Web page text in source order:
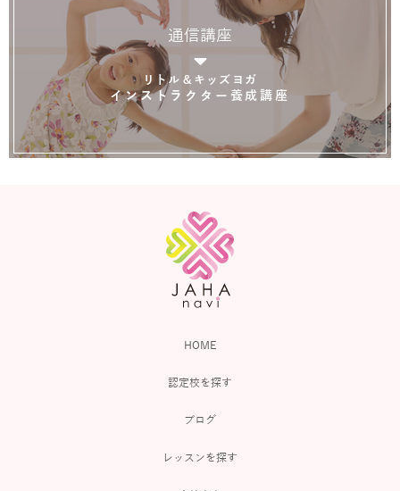
通信講座
リトル＆キッズヨガ
インストラクター養成講座
HOME
認定校を探す
ブログ
レッスンを探す